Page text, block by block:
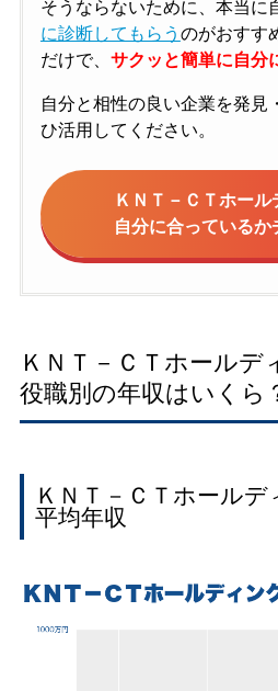
そうならないために、本当に
に診断してもらう のがおすす
だけで、 サクッと簡単に自分
自分と相性の良い企業を発見
ひ活用してください。
ＫＮＴ－ＣＴホー
自分に合っているか
ＫＮＴ－ＣＴホールデ
役職別の年収はいくら
ＫＮＴ－ＣＴホールデ
平均年収